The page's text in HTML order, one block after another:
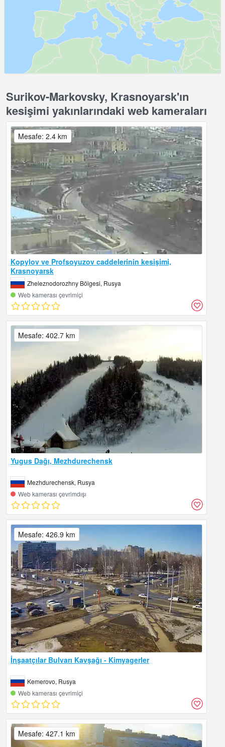
Surikov-Markovsky, Krasnoyarsk'ın
kesişimi yakınlarındaki web kameraları
Kopylov ve Profsoyuzov caddelerinin kesişimi,
Krasnoyarsk
Zheleznodorozhny Bölgesi, Rusya
Web kamerası çevrimiçi
Mesafe: 2.4 km
Yugus Dağı, Mezhdurechensk
Mezhdurechensk, Rusya
Web kamerası çevrimdışı
Mesafe: 402.7 km
İnşaatçılar Bulvarı Kavşağı - Kimyagerler
Kemerovo, Rusya
Web kamerası çevrimiçi
Mesafe: 426.9 km
Mesafe: 427.1 km